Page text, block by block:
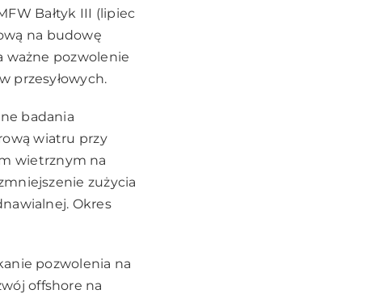
Bałtyk III (lipiec
na budowę
ważne pozwolenie
przesyłowych.
badania
wiatru przy
wietrznym na
zużycia
Okres
pozwolenia na
offshore na